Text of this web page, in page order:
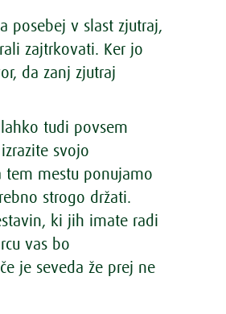
posebej v slast zjutraj,
zajtrkovati. Ker jo
da zanj zjutraj
tudi povsem
svojo
tem mestu ponujamo
strogo držati.
ki jih imate radi
vas bo
je seveda že prej ne